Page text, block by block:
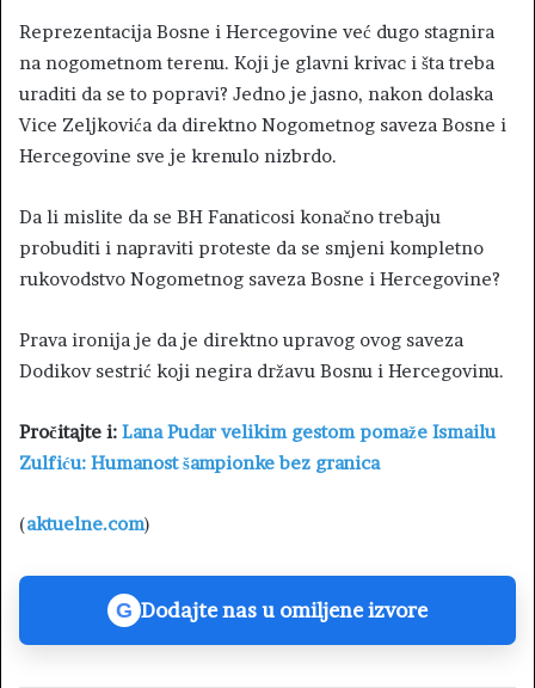
Reprezentacija Bosne i Hercegovine već dugo stagnira
na nogometnom terenu. Koji je glavni krivac i šta treba
uraditi da se to popravi? Jedno je jasno, nakon dolaska
Vice Zeljkovića da direktno Nogometnog saveza Bosne i
Hercegovine sve je krenulo nizbrdo.
Da li mislite da se BH Fanaticosi konačno trebaju
probuditi i napraviti proteste da se smjeni kompletno
rukovodstvo Nogometnog saveza Bosne i Hercegovine?
Prava ironija je da je direktno upravog ovog saveza
Dodikov sestrić koji negira državu Bosnu i Hercegovinu.
Pročitajte i: Lana Pudar velikim gestom pomaže Ismailu
Zulfiću: Humanost šampionke bez granica
(aktuelne.com)
G Dodajte nas u omiljene izvore